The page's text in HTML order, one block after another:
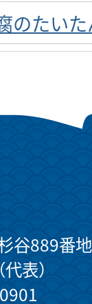
のたい
谷889番地
表）